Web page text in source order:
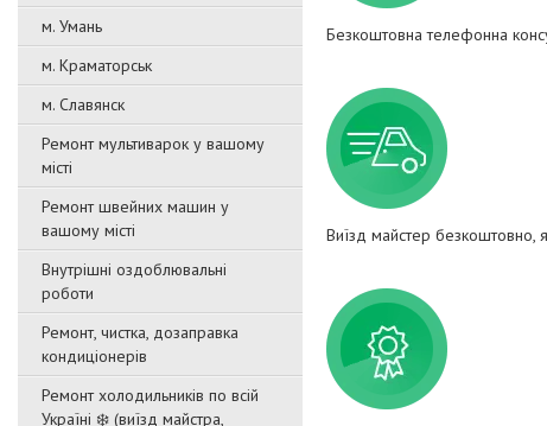
м. Умань
м. Краматорськ
м. Славянск
Ремонт мультиварок у вашому
місті
Ремонт швейних машин у
вашому місті
Внутрішні оздоблювальні
роботи
Ремонт, чистка, дозаправка
кондиціонерів
Ремонт холодильників по всій
Україні ❄️ (виїзд майстра,
Безкоштовна телефонна
Виїзд майстер